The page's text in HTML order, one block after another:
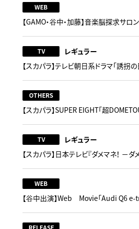
WEB
【GAMO・谷中・加藤】音楽脳探求サ
TV
レギュラー
【スカパラ】テレビ朝日系ドラマ「誘拐
OTHERS
【スカパラ】SUPER EIGHT「超
TV
レギュラー
【スカパラ】日本テレビ『ダメマネ！ －
WEB
【谷中出演】Web Movie「Audi Q6 e-